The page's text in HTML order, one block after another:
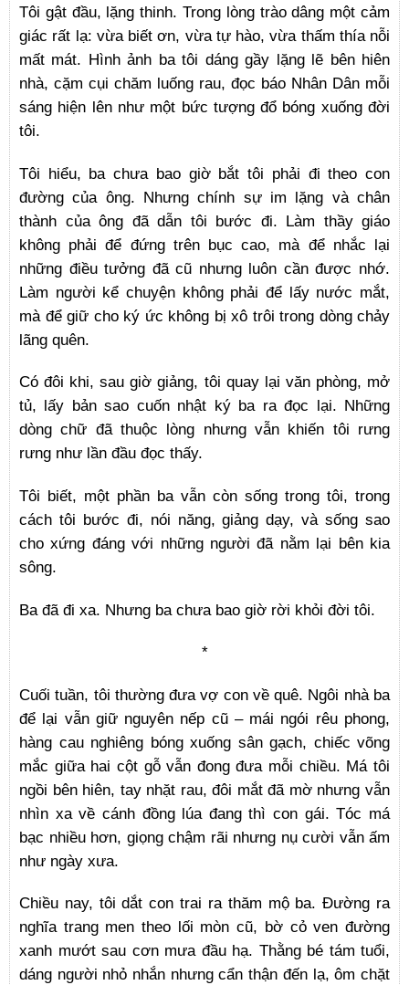
Tôi gật đầu, lặng thinh. Trong lòng trào dâng một cảm
giác rất lạ: vừa biết ơn, vừa tự hào, vừa thấm thía nỗi
mất mát. Hình ảnh ba tôi dáng gầy lặng lẽ bên hiên
nhà, cặm cụi chăm luống rau, đọc báo Nhân Dân mỗi
sáng hiện lên như một bức tượng đổ bóng xuống đời
tôi.
Tôi hiểu, ba chưa bao giờ bắt tôi phải đi theo con
đường của ông. Nhưng chính sự im lặng và chân
thành của ông đã dẫn tôi bước đi. Làm thầy giáo
không phải để đứng trên bục cao, mà để nhắc lại
những điều tưởng đã cũ nhưng luôn cần được nhớ.
Làm người kể chuyện không phải để lấy nước mắt,
mà để giữ cho ký ức không bị xô trôi trong dòng chảy
lãng quên.
Có đôi khi, sau giờ giảng, tôi quay lại văn phòng, mở
tủ, lấy bản sao cuốn nhật ký ba ra đọc lại. Những
dòng chữ đã thuộc lòng nhưng vẫn khiến tôi rưng
rưng như lần đầu đọc thấy.
Tôi biết, một phần ba vẫn còn sống trong tôi, trong
cách tôi bước đi, nói năng, giảng dạy, và sống sao
cho xứng đáng với những người đã nằm lại bên kia
sông.
Ba đã đi xa. Nhưng ba chưa bao giờ rời khỏi đời tôi.
*
Cuối tuần, tôi thường đưa vợ con về quê. Ngôi nhà ba
để lại vẫn giữ nguyên nếp cũ – mái ngói rêu phong,
hàng cau nghiêng bóng xuống sân gạch, chiếc võng
mắc giữa hai cột gỗ vẫn đong đưa mỗi chiều. Má tôi
ngồi bên hiên, tay nhặt rau, đôi mắt đã mờ nhưng vẫn
nhìn xa về cánh đồng lúa đang thì con gái. Tóc má
bạc nhiều hơn, giọng chậm rãi nhưng nụ cười vẫn ấm
như ngày xưa.
Chiều nay, tôi dắt con trai ra thăm mộ ba. Đường ra
nghĩa trang men theo lối mòn cũ, bờ cỏ ven đường
xanh mướt sau cơn mưa đầu hạ. Thằng bé tám tuổi,
dáng người nhỏ nhắn nhưng cẩn thận đến lạ, ôm chặt